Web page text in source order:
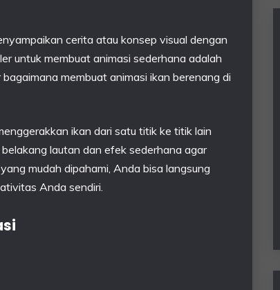
cerita atau konsep visual dengan
untuk membuat animasi sederhana adalah
membuat animasi ikan berenang di
ikan dari satu titik ke titik lain
lautan dan efek sederhana agar
mudah dipahami, Anda bisa langsung
Anda sendiri.